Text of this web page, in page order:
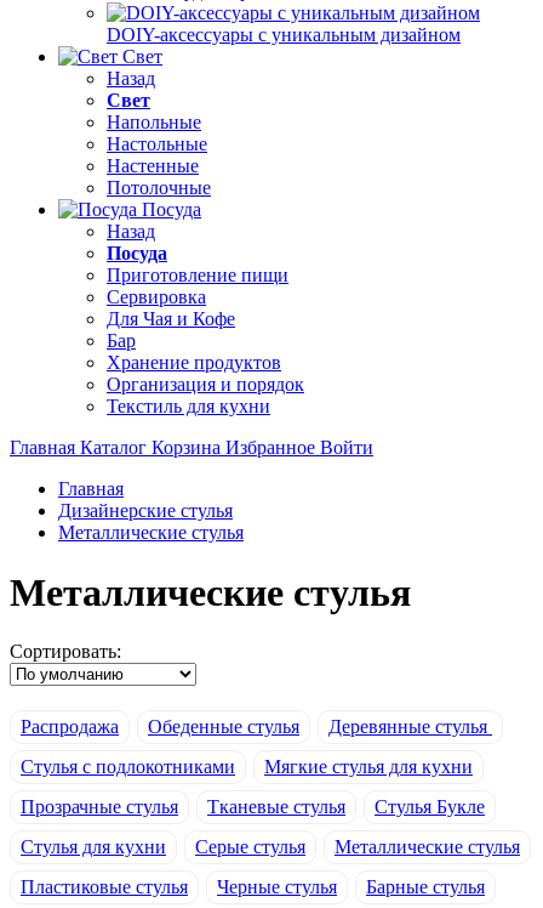
DOIY-аксессуары с уникальным дизайном
Свет
Назад
Свет
Напольные
Настольные
Настенные
Потолочные
Посуда
Назад
Посуда
Приготовление пищи
Сервировка
Для Чая и Кофе
Бар
Хранение продуктов
Организация и порядок
Текстиль для кухни
Главная Каталог Корзина Избранное Войти
Главная
Дизайнерские стулья
Металлические стулья
Металлические стулья
Сортировать:
Распродажа Обеденные стулья
Деревянные стулья
Стулья с подлокотниками
Мягкие стулья для кухни
Прозрачные стулья
Тканевые стулья
Стулья Букле
Стулья для кухни
Серые стулья
Металлические стулья
Пластиковые стулья
Черные стулья Барные стулья